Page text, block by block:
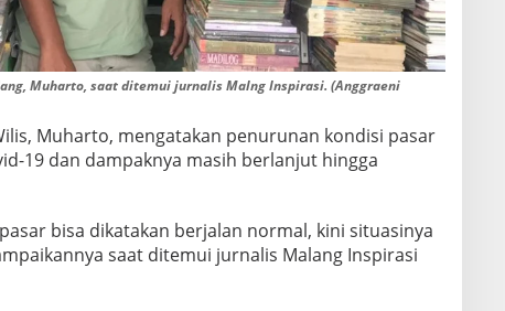
Muharto, saat ditemui jurnalis Malng Inspirasi. (Anggraeni
Muharto, mengatakan penurunan kondisi pasar
19 dan dampaknya masih berlanjut hingga
bisa dikatakan berjalan normal, kini situasinya
saat ditemui jurnalis Malang Inspirasi